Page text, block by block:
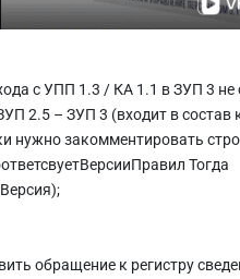
с УПП 1.3 / КА 1.1 в ЗУП 3 не
2.5 – ЗУП 3 (входит в
нужно закомментировать
Тогда
обращение к регистру